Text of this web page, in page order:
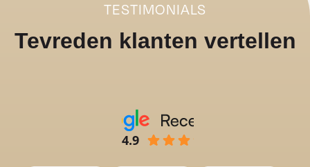
TESTIMONIALS
Tevreden klanten vertellen
4.9